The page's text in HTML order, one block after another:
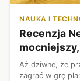
NAUKA I
Recenzja
Aż dziwne, że
zagrać w grę